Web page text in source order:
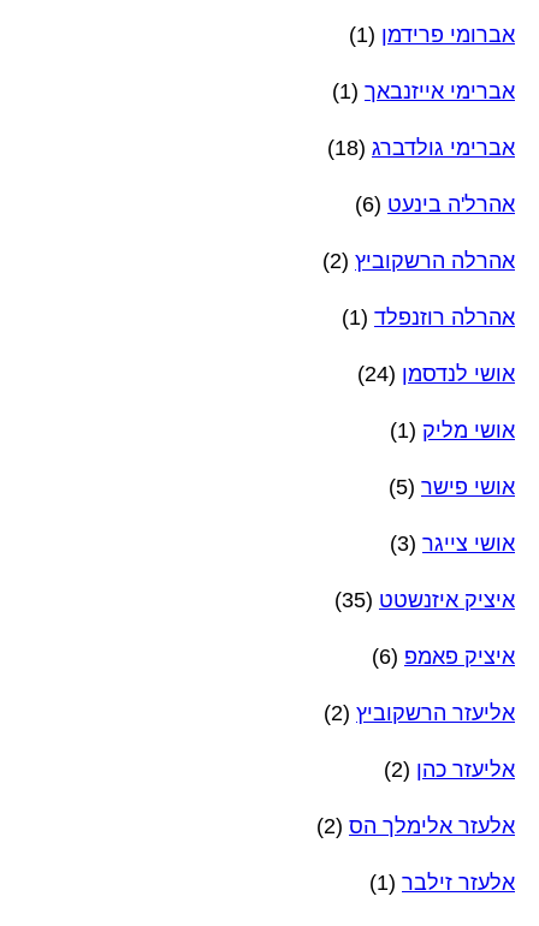
אברומי פרידמן (1)
אברימי אייזנבאך (1)
אברימי גולדברג (18)
אהרל'ה בינעט (6)
אהרלה הרשקוביץ (2)
אהרלה רוזנפלד (1)
אושי לנדסמן (24)
אושי מליק (1)
אושי פישר (5)
אושי צייגר (3)
איציק איזנשטט (35)
איציק פאמפ (6)
אליעזר הרשקוביץ (2)
אליעזר כהן (2)
אלעזר אלימלך הס (2)
אלעזר זילבר (1)